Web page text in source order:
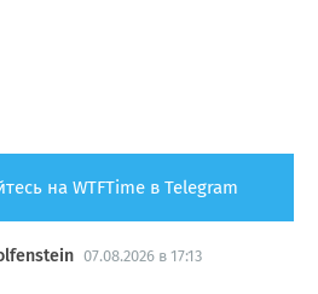
на WTFTime в Telegram
07.08.2026 в 17:13